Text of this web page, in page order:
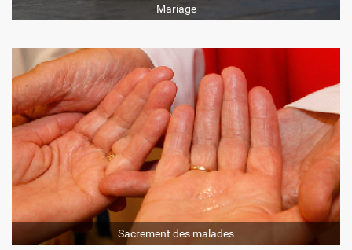
Mariage
Sacrement des malades